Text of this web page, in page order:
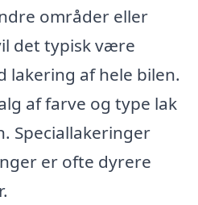
områder eller
det typisk være
lakering af hele bilen.
af farve og type lak
Speciallakeringer
er ofte dyrere